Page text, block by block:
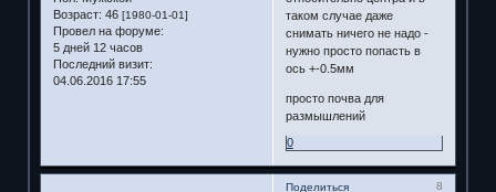
Возраст: 46 [1980-01-01]
Провел на форуме:
5 дней 12 часов
Последний визит:
04.06.2016 17:55
таком случае даже
снимать ничего не надо -
нужно просто попасть в
ось +-0.5мм
просто почва для
размышлений
0
Поделиться
8